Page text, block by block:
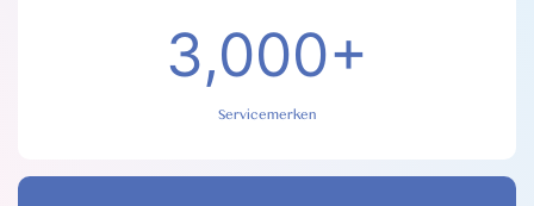
3,000+
Servicemerken